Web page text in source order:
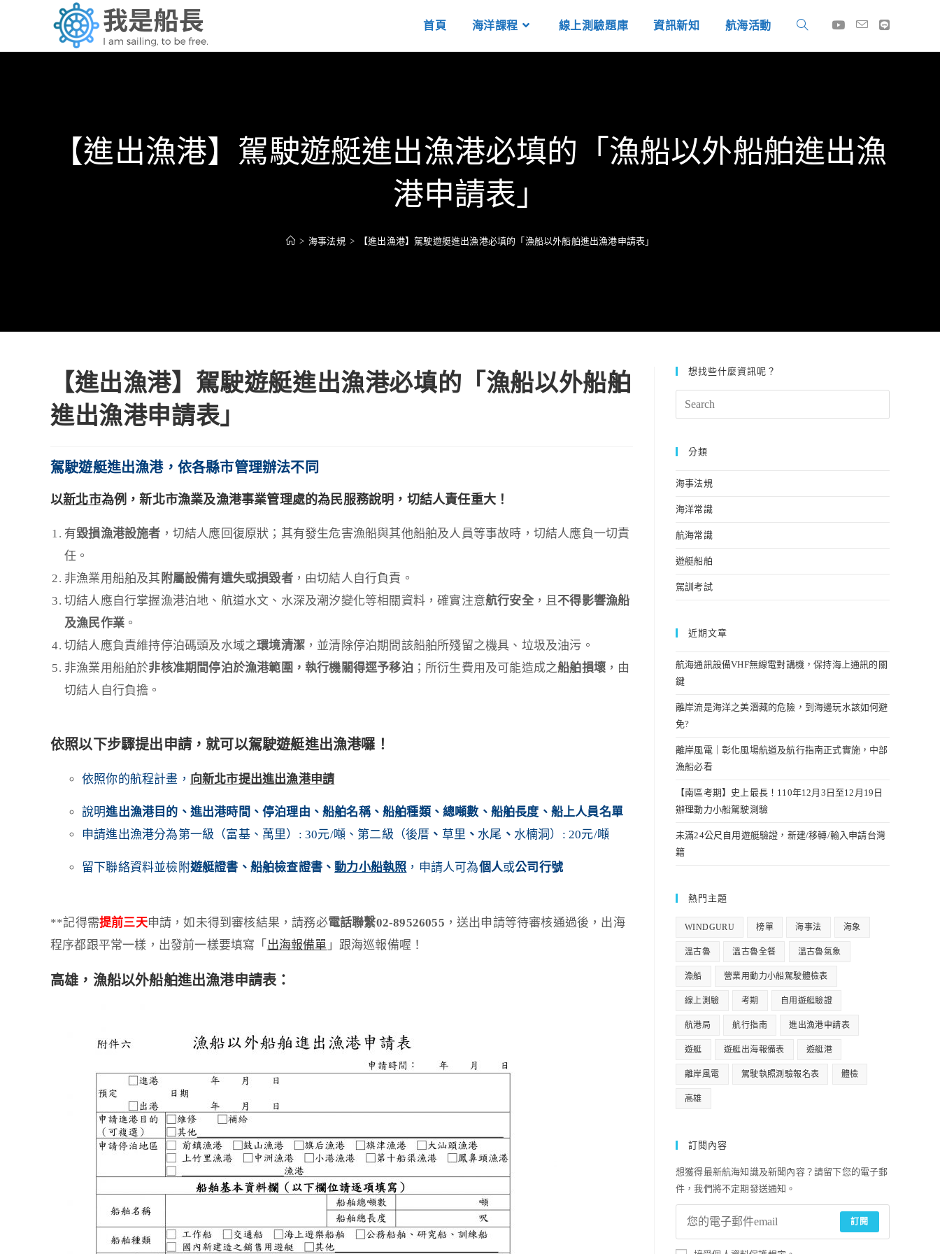
首頁 海洋課程 線上測驗題庫 資訊新知 航海活動
【進出漁港】駕駛遊艇進出漁港必填的「漁船以外船舶進出漁
港申請表」
> 海事法規 > 【進出漁港】駕駛遊艇進出漁港必填的「漁船以外船舶進出漁港申請表」
【進出漁港】駕駛遊艇進出漁港必填的「漁船以外船舶
進出漁港申請表」
駕駛遊艇進出漁港，依各縣市管理辦法不同
以新北市為例，新北市漁業及漁港事業管理處的為民服務說明， 切結人責任重大！
有毀損漁港設施者 ，切結人應回復原狀；其有發生危害漁船與其他船舶及人員等事故時，切結人應負一切責
任。
非漁業用船舶及其 附屬設備有遺失或損毀者，由切結人自行負責。
切結人應自行掌握漁港泊地、航道水文、水深及潮汐變化等相關資料，確實注意航行安全，且不得影響漁船
及漁民作業 。
切結人應負責維持停泊碼頭及水域之環境清潔 ，並清除停泊期間該船舶所殘留之機具、垃圾及油污。
非漁業用船舶於非核准期間停泊於漁港範圍，執行機關得逕予移泊 ；所衍生費用及可能造成之船舶損壞 ，由
切結人自行負擔。
依照以下步驟提出申請，就可以駕駛遊艇進出漁港囉！
依照你的航程計畫， 向新北市提出進出漁港申請
說明進出漁港目的、進出港時間、停泊理由、船舶名稱、船舶種類、總噸數、船舶長度、船上人員名單
申請進出漁港分為第一級（富基、萬里）: 30元/噸、第二級（後厝 、 草里 、水尾 、 水楠洞）: 20元/噸
留下聯絡資料並檢附遊艇證書、船舶檢查證書、動力小船執照 ，申請人可為個人或公司行號
**記得需提前三天申請，如未得到審核結果，請務必電話聯繫02-89526055 ，送出申請等待審核通過後，出海
程序都跟平常一樣，出發前一樣要填寫「 出海報備單 」跟海巡報備喔！
高雄，漁船以外船舶進出漁港申請表：
想找些什麼資訊呢？
Search
this
分類
海事法規
海洋常識
航海常識
遊艇船舶
駕訓考試
近期文章
航海通訊設備VHF無線電對講機，保持海上通訊的關
鍵
離岸流是海洋之美潛藏的危險，到海邊玩水該如何避
免?
離岸風電｜彰化風場航道及航行指南正式實施，中部
漁船必看
【南區考期】史上最長！110年12月3日至12月19日
辦理動力小船駕駛測驗
未滿24公尺自用遊艇驗證，新建/移轉/輸入申請台灣
籍
熱門主題
WINDGURU 榜單 海事法 海象
溫古魯 溫古魯全餐 溫古魯氣象
漁船 營業用動力小船駕駛體檢表
線上測驗 考期 自用遊艇驗證
航港局 航行指南 進出漁港申請表
遊艇 遊艇出海報備表 遊艇港
離岸風電 駕駛執照測驗報名表 體檢
高雄
訂閱內容
想獲得最新航海知識及新聞內容？請留下您的電子郵
件，我們將不定期發送通知。
訂閱